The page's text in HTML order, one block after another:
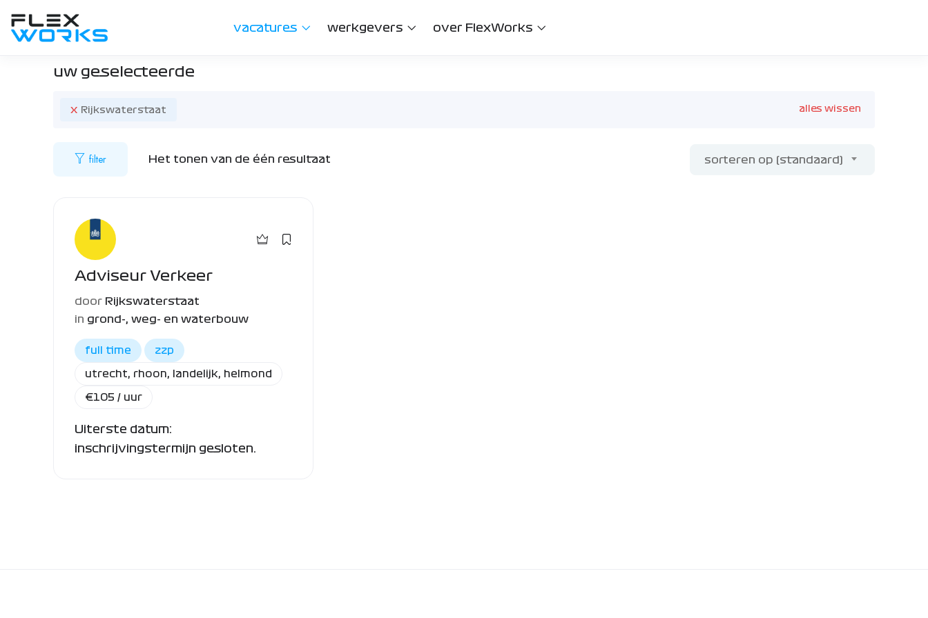
vacatures werkgevers over FlexWorks
uw geselecteerde
x Rijkswaterstaat alles wissen
filter Het tonen van de één resultaat sorteren op (standaard)
Adviseur Verkeer
door Rijkswaterstaat
in grond-, weg- en waterbouw
full time zzp
utrecht rhoon landelijk helmond
€105 / uur
Uiterste datum:
inschrijvingstermijn gesloten.